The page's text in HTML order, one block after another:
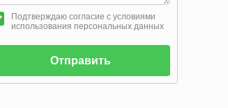
Подтверждаю согласие с условиями
использования персональных данных
Отправить